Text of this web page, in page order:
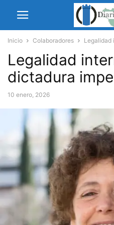
Inicio Colaboradores Legalidad
Legalidad
dictadura
10 enero, 2026